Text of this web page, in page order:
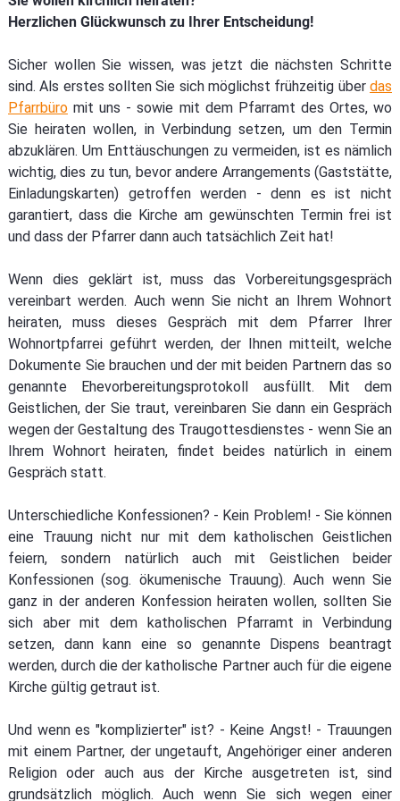
Herzlichen Glückwunsch zu Ihrer Entscheidung!
Sicher wollen Sie wissen, was jetzt die nächsten Schritte
sind. Als erstes sollten Sie sich möglichst frühzeitig überdas
Pfarrbüromit uns - sowie mit dem Pfarramt des Ortes, wo
Sie heiraten wollen, in Verbindung setzen, um den Termin
abzuklären. Um Enttäuschungen zu vermeiden, ist es nämlich
wichtig, dies zu tun, bevor andere Arrangements (Gaststätte,
Einladungskarten) getroffen werden - denn es ist nicht
garantiert, dass die Kirche am gewünschten Termin frei ist
und dass der Pfarrer dann auch tatsächlich Zeit hat!
Wenn dies geklärt ist, muss das Vorbereitungsgespräch
vereinbart werden. Auch wenn Sie nicht an Ihrem Wohnort
heiraten, muss dieses Gespräch mit dem Pfarrer Ihrer
Wohnortpfarrei geführt werden, der Ihnen mitteilt, welche
Dokumente Sie brauchen und der mit beiden Partnern das so
genannte Ehevorbereitungsprotokoll ausfüllt. Mit dem
Geistlichen, der Sie traut, vereinbaren Sie dann ein Gespräch
wegen der Gestaltung des Traugottesdienstes - wenn Sie an
Ihrem Wohnort heiraten, findet beides natürlich in einem
Gespräch statt.
Unterschiedliche Konfessionen? - Kein Problem! - Sie können
eine Trauung nicht nur mit dem katholischen Geistlichen
feiern, sondern natürlich auch mit Geistlichen beider
Konfessionen (sog. ökumenische Trauung). Auch wenn Sie
ganz in der anderen Konfession heiraten wollen, sollten Sie
sich aber mit dem katholischen Pfarramt in Verbindung
setzen, dann kann eine so genannte Dispens beantragt
werden, durch die der katholische Partner auch für die eigene
Kirche gültig getraut ist.
Und wenn es "komplizierter" ist? - Keine Angst! - Trauungen
mit einem Partner, der ungetauft, Angehöriger einer anderen
Religion oder auch aus der Kirche ausgetreten ist, sind
grundsätzlich möglich. Auch wenn Sie sich wegen einer